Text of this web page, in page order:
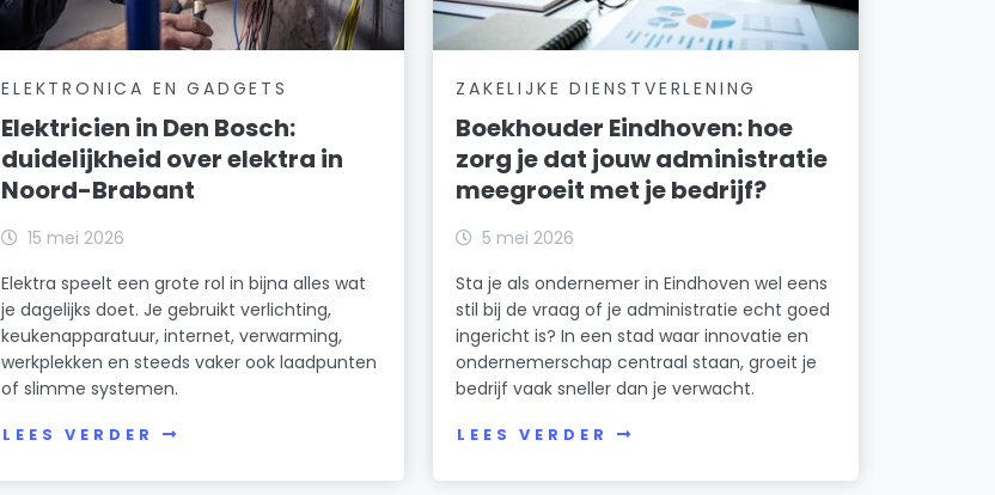
ELEKTRONICA EN GADGETS
Elektricien in Den Bosch:
duidelijkheid over elektra in
Noord-Brabant
15 mei 2026
Elektra speelt een grote rol in bijna alles wat
je dagelijks doet. Je gebruikt verlichting,
keukenapparatuur, internet, verwarming,
werkplekken en steeds vaker ook laadpunten
of slimme systemen.
LEES VERDER
ZAKELIJKE DIENSTVERLENING
Boekhouder Eindhoven: hoe
zorg je dat jouw administratie
meegroeit met je bedrijf?
5 mei 2026
Sta je als ondernemer in Eindhoven wel eens
stil bij de vraag of je administratie echt goed
ingericht is? In een stad waar innovatie en
ondernemerschap centraal staan, groeit je
bedrijf vaak sneller dan je verwacht.
LEES VERDER